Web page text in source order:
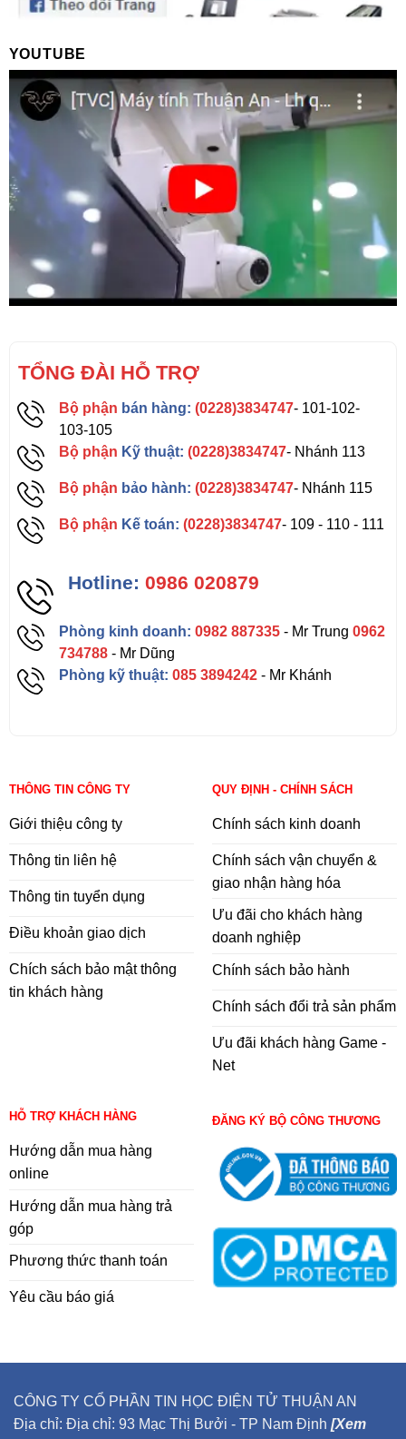
YOUTUBE
TỔNG ĐÀI HỖ TRỢ
Bộ phận bán hàng: (0228)3834747- 101-102-
103-105
Bộ phận Kỹ thuật: (0228)3834747- Nhánh 113
Bộ phận bảo hành: (0228)3834747- Nhánh 115
Bộ phận Kế toán: (0228)3834747- 109 - 110 - 111
Hotline: 0986 020879
Phòng kinh doanh: 0982 887335 - Mr Trung0962
734788 - Mr Dũng
Phòng kỹ thuật:085 3894242 - Mr Khánh
THÔNG TIN CÔNG TY
Giới thiệu công ty
Thông tin liên hệ
Thông tin tuyển dụng
Điều khoản giao dịch
Chích sách bảo mật thông
tin khách hàng
QUY ĐỊNH - CHÍNH SÁCH
Chính sách kinh doanh
Chính sách vận chuyển &
giao nhận hàng hóa
Ưu đãi cho khách hàng
doanh nghiệp
Chính sách bảo hành
Chính sách đổi trả sản phẩm
Ưu đãi khách hàng Game -
Net
HỖ TRỢ KHÁCH HÀNG
Hướng dẫn mua hàng
online
Hướng dẫn mua hàng trả
góp
Phương thức thanh toán
Yêu cầu báo giá
ĐĂNG KÝ BỘ CÔNG THƯƠNG
CÔNG TY CỔ PHẦN TIN HỌC ĐIỆN TỬ THUẬN AN
Địa chỉ: Địa chỉ: 93 Mạc Thị Bưởi - TP Nam Định [Xem